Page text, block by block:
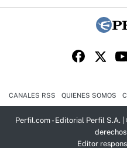
CANALES RSS QUIENES SOMOS
Perfil.com - Editorial Perfil S.A.
Editor